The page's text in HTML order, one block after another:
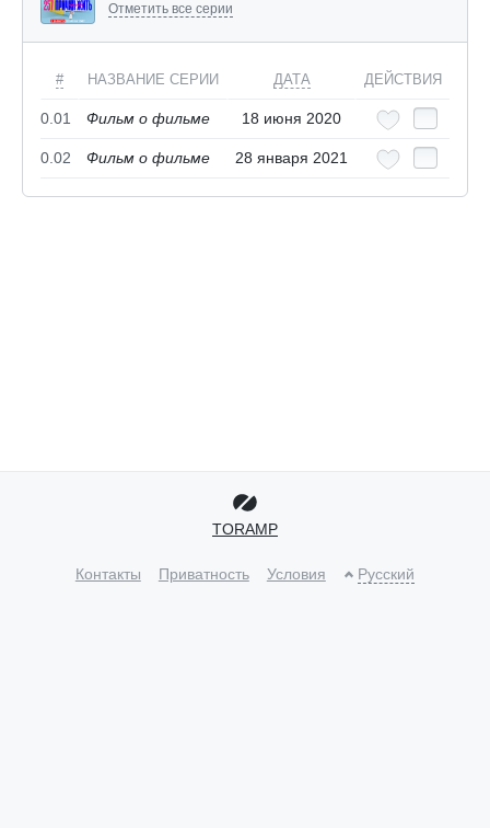
Отметить все серии
# НАЗВАНИЕ СЕРИИ ДАТА ДЕЙСТВИЯ
0.01 Фильм о фильме 18 июня 2020
0.02 Фильм о фильме 28 января 2021
TORAMP
Контакты Приватность Условия Русский